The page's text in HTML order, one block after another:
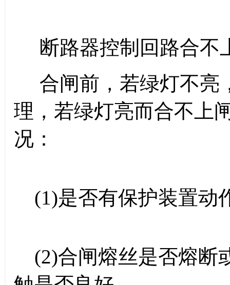
断路器控制回路合不
合闸前，若绿灯不亮
理，若绿灯亮而合不上
况：
(1)是否有保护装置动
(2)合闸熔丝是否熔断